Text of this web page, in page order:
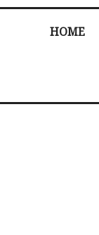
HOME